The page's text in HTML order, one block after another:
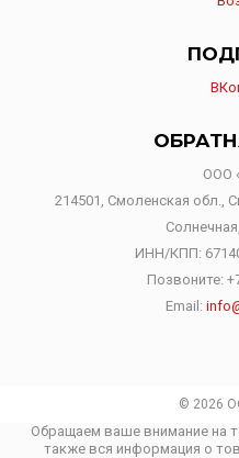
ООО
214501, Смоленская обл.,
ИНН/КПП:
Позвоните:
Email:
© 2026
Обращаем ваше внимание на
также вся информация о